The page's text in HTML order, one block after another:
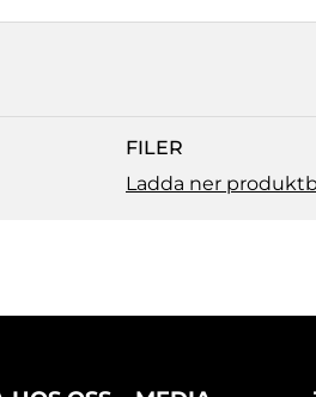
FILER
Ladda ner